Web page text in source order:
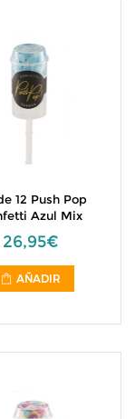
12 Push Pop
Azul Mix
26,95€
AÑADIR